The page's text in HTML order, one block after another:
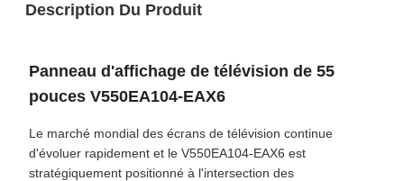
Description Du Produit
Panneau d'affichage de télévision de 55
pouces V550EA104-EAX6
Le marché mondial des écrans de télévision continue
d'évoluer rapidement et le V550EA104-EAX6 est
stratégiquement positionné à l'intersection des